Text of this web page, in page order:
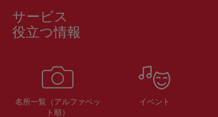
サービス
役立つ情報
名所一覧（アルファベッ
ト順）
イベント